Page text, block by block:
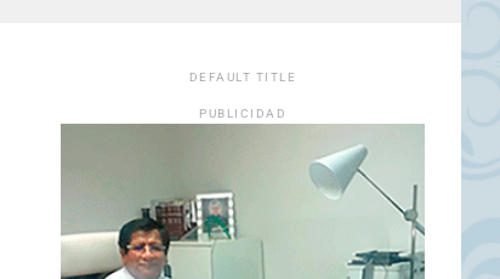
DEFAULT TITLE
PUBLICIDAD